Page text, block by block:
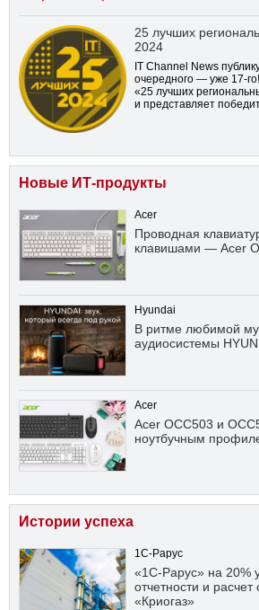
25 лучших
2024
IT Channel News
очередного — уже 17-го!
«25 лучших
и представляет
Новые ИТ-продукты
Acer
Проводная
клавишами — Acer
Hyundai
В ритме любимой
аудиосистемы
Acer
Acer OCC503 и
ноутбучным
Истории успеха
1С-Рарус
«1С-Рарус» на 20%
отчетности и
«Криогаз»